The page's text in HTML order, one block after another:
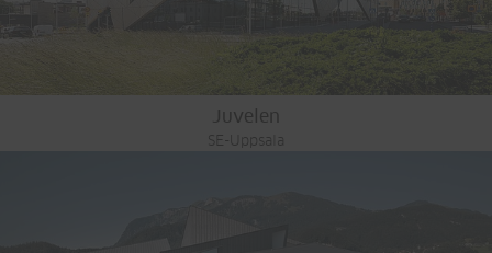
Juvelen
SE-Uppsala